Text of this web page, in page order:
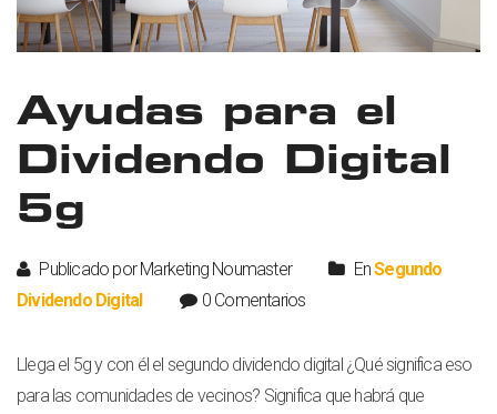
Ayudas para el
Dividendo Digital
5g
Publicado por Marketing Noumaster EnSegundo
Dividendo Digital
0 Comentarios
Llega el 5g y con él el segundo dividendo digital ¿Qué significa eso
para las comunidades de vecinos? Significa que habrá que